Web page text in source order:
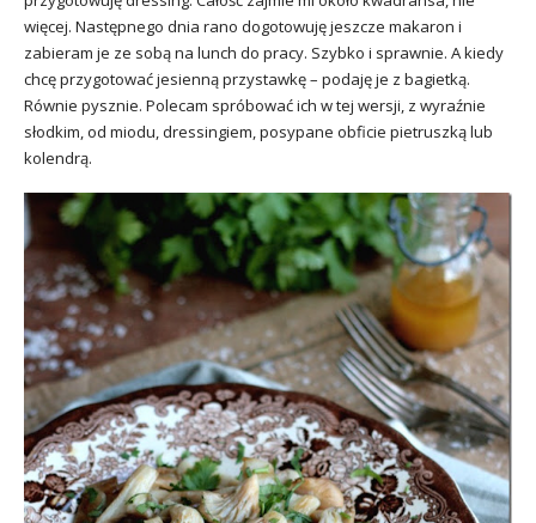
więcej. Następnego dnia rano dogotowuję jeszcze makaron i
zabieram je ze sobą na lunch do pracy. Szybko i sprawnie. A kiedy
chcę przygotować jesienną przystawkę – podaję je z bagietką.
Równie pysznie. Polecam spróbować ich w tej wersji, z wyraźnie
słodkim, od miodu, dressingiem, posypane obficie pietruszką lub
kolendrą.